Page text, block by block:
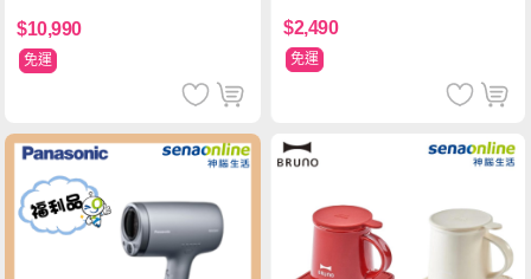
$10,990
免運
$2,490
免運